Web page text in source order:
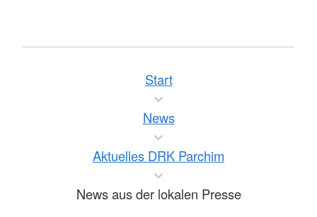
Start
News
Aktuelles DRK Parchim
News aus der lokalen Presse